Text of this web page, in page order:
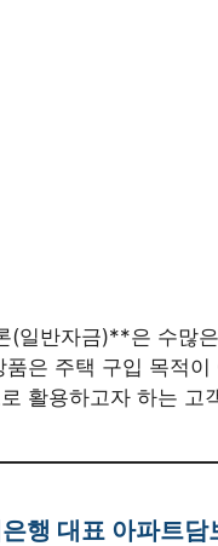
(일반자금)**은 수많
품은 주택 구입 목적
활용하고자 하는 고
행 대표 아파트담